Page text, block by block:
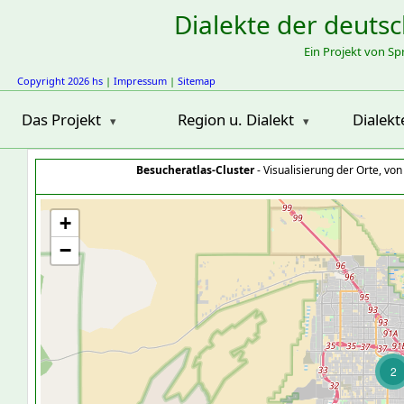
Dialekte der
Ein Projekt von
Copyright 2026 hs | Impressum | Sitemap
Das Projekt Region u. Dialekt
Besucheratlas-Cluster- Visualisierung der Orte,
2
+
−